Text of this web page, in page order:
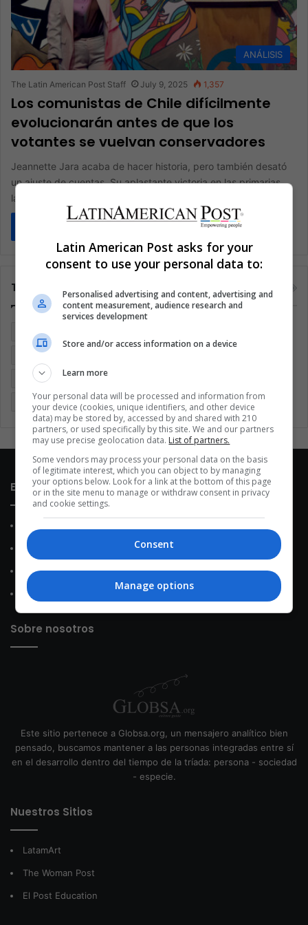
ANÁLISIS
The Latin American Post Staff July 9, 2025 1,357
Los comunistas de Chile difícilmente
evolucionarán antes de que los
votantes se vuelvan conservadores
Jeannette Jara acaba de hacer historia, pero también desató
un ajuste de cuentas. Su aplastante victoria en las primarias
la…
Tags
Argentina
Coronavirus
Economía Entretenimiento
Memes (ES) Mundo México Música Politica
Enlaces de interés
Contacto
Política de Privacidad
Política de Cookies
Sobre nosotros
Este sitio pertenece a Globsa.org, un mensajero analítico bien
pensado, buscamos mantener a las personas integradas entre sí
en el desarrollo dentro del tiempo de la tríada: persona - sociedad
- especie.
Nuestros Sitios
LatamArt
The Woman Post
El Post Education
Latin American Post asks for your
consent to use your personal data to:
Personalised advertising and content, advertising and
content measurement, audience research and
services development
Store and/or access information on a device
Learn more
Your personal data will be processed and information from
your device (cookies, unique identifiers, and other device
data) may be stored by, accessed by and shared with 210
partners, or used specifically by this site. We and our partners
may use precise geolocation data. List of partners.
Some vendors may process your personal data on the basis
of legitimate interest, which you can object to by managing
your options below. Look for a link at the bottom of this page
or in the site menu to manage or withdraw consent in privacy
and cookie settings.
Consent
Manage options